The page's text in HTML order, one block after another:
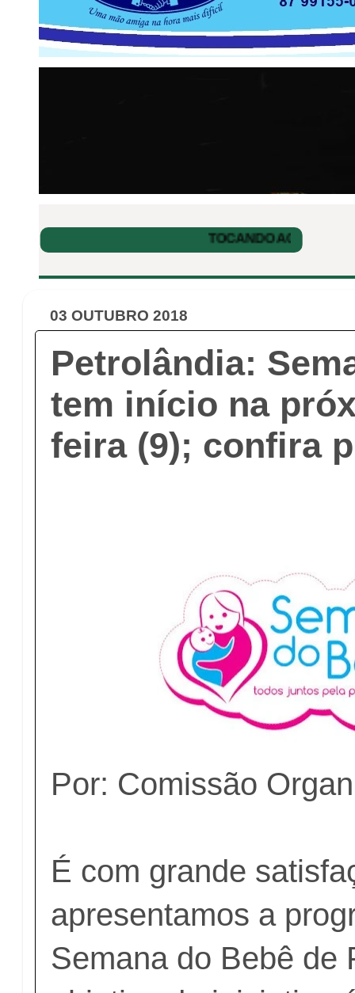
03 OUTUBRO 2018
Petrolândia:
tem início na
feira (9); confira
Por: Comissão
É com grande
apresentamos a
Semana do Bebê de